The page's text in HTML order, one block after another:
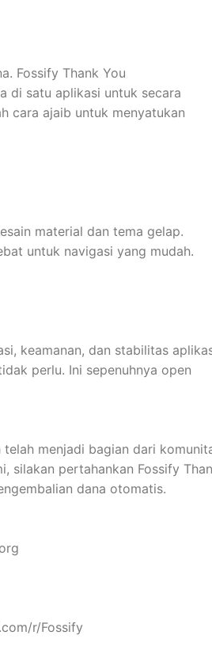
Fossify Thank You
di satu aplikasi untuk secara
cara ajaib untuk menyatukan
material dan tema gelap.
untuk navigasi yang mudah.
keamanan, dan stabilitas
perlu. Ini sepenuhnya open
menjadi bagian dari
silakan pertahankan Fossify
dana otomatis.
r/Fossify